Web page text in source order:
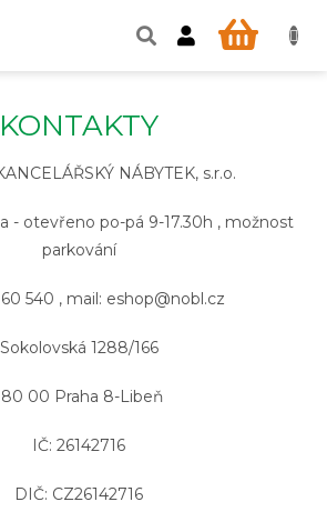
KONTAKTY
NÁBYTEK, s.r.o.
- otevřeno po-pá 9-17.30h , možnost
parkování
540 , mail: eshop@nobl.cz
Sokolovská 1288/166
00 Praha 8-Libeň
IČ: 26142716
DIČ: CZ26142716